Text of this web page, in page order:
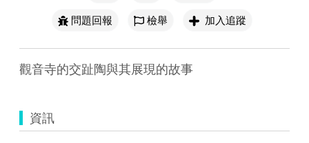
問題回報
檢舉 加入追蹤
觀音寺的交趾陶與其展現的故事
資訊